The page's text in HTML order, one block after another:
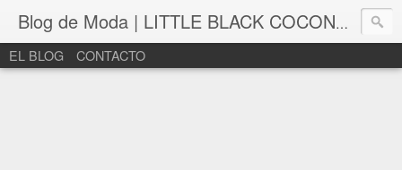
Blog de Moda | LITTLE BLACK COCONUT | Bloguera de moda en León
EL BLOG CONTACTO